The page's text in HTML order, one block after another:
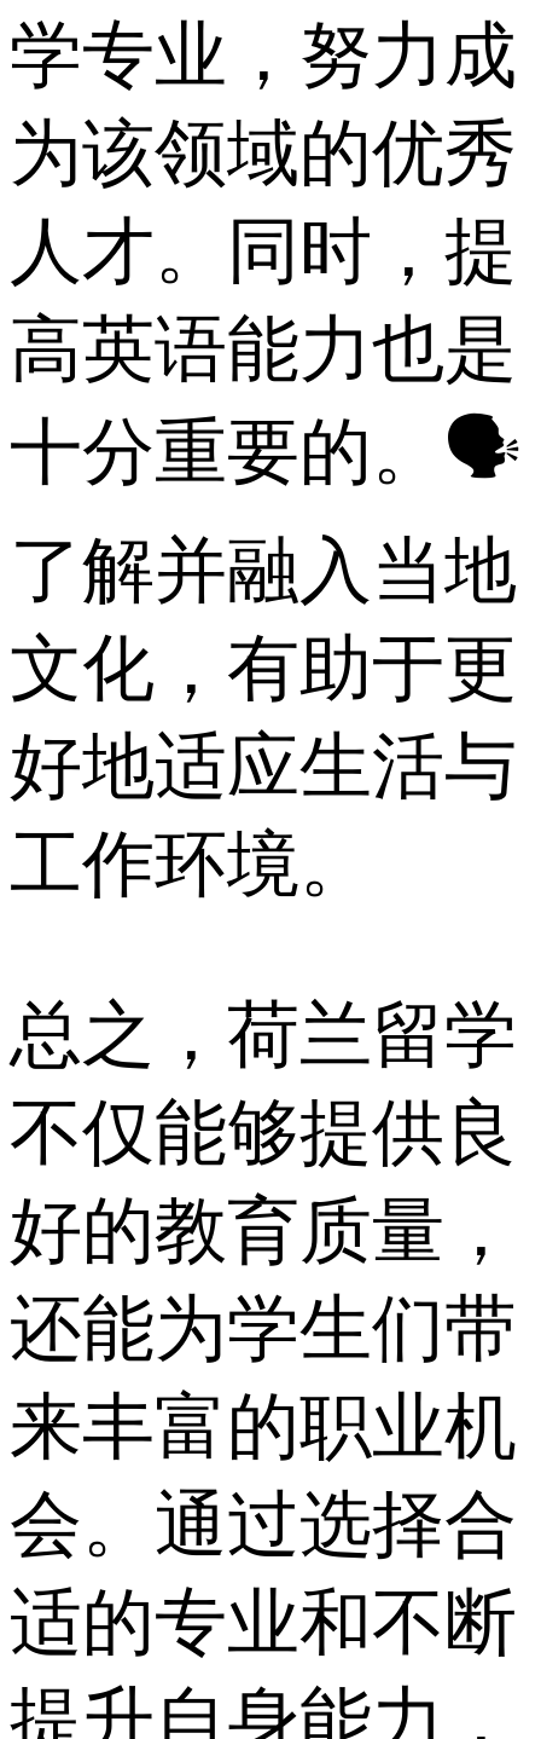
学专业，努力成
为该领域的优秀
人才。同时，提
高英语能力也是
十分重要的。🗣️
了解并融入当地
文化，有助于更
好地适应生活与
工作环境。
总之，荷兰留学
不仅能够提供良
好的教育质量，
还能为学生们带
来丰富的职业机
会。通过选择合
适的专业和不断
提升自身能力，